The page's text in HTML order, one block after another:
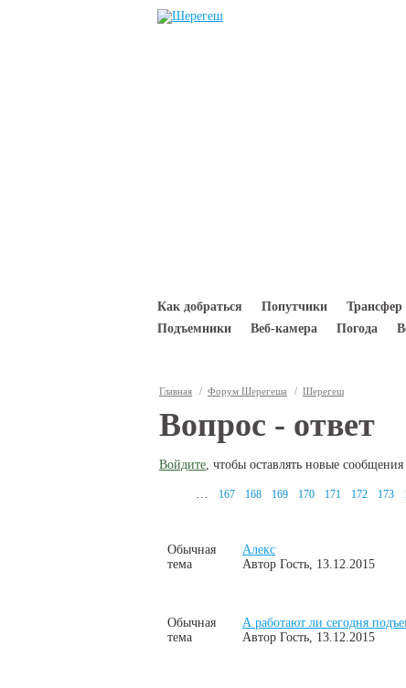
Перейти к основному содержанию
Как добраться Попутчики Трансфер
Подъемники
Веб-камера Погода
Вы здесь
Главная / Форум Шерегеша / Шерегеш
Вопрос - ответ
Войдите, чтобы оставлять новые
… 167 168 169 170 171 172 173
Обычная
тема
Алекс
Автор Гость, 13.12.2015
Обычная
тема
А работают ли сегодня
Автор Гость, 13.12.2015